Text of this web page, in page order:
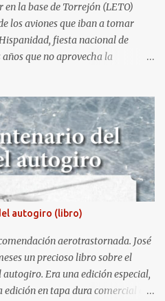
la base de Torrejón (LETO)
los aviones que iban a tomar
fiesta nacional de
que no aprovecha la
pero... no es lo mismo :-) La cita
en el control de seguridad de
haciendo cola para
vez dentro, como otras
en una zona común desde la
por el interior de la base. La
al lado de donde estaban
había un veterano F4 Phantom
fotos los pilotos iban entrando
sinfoní...
autogiro (libro)
aerotrastornada. José
un precioso libro sobre el
Era una edición especial,
edición en tapa dura comercial en